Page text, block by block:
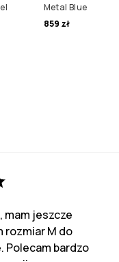
Metal Blue
859 zł
mam jeszcze
rozmiar M do
Polecam bardzo